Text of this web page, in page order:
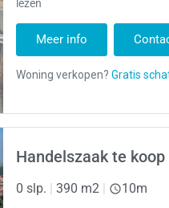
lezen
Meer info
Handelszaak te
0 slp. 390 m2 10m